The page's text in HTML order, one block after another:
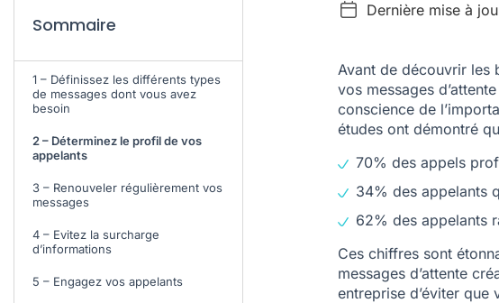
Sommaire
1 – Définissez les différents types
de messages dont vous avez
besoin
2 – Déterminez le profil de vos
appelants
3 – Renouveler régulièrement vos
messages
4 – Evitez la surcharge
d’informations
5 – Engagez vos appelants
Dernière mise à
Avant de découvrir les
vos messages
conscience de
études ont démontré
70% des appels
34% des appelants
62% des appelants
Ces chiffres sont
messages d’attente
entreprise d’éviter que